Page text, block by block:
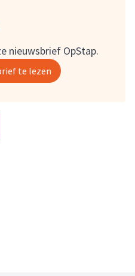
nieuwsbrief OpStap.
te lezen